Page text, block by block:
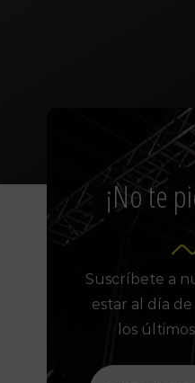
¡No te
Suscríbete a
estar al día
los